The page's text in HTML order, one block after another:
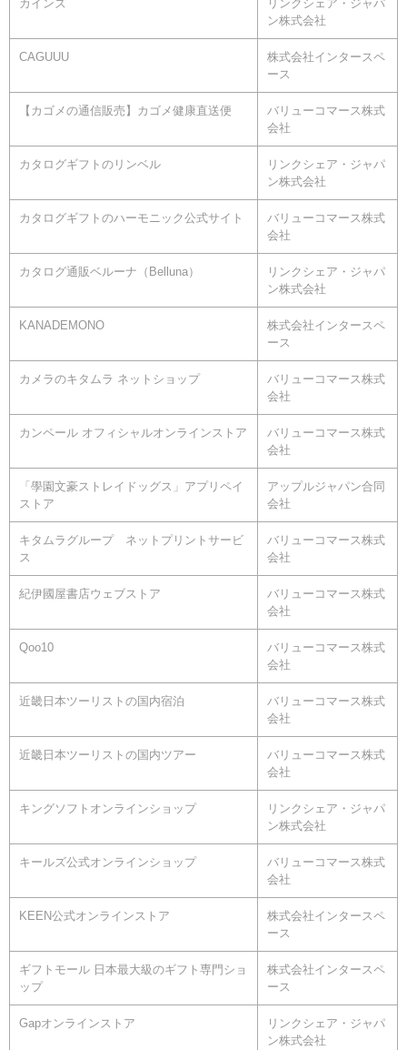
カインズ
リンクシェア・ジャパ
ン株式会社
CAGUUU
株式会社インタースペ
ース
【カゴメの通信販売】カゴメ健康直送便
バリューコマース株式
会社
カタログギフトのリンベル
リンクシェア・ジャパ
ン株式会社
カタログギフトのハーモニック公式サイト
バリューコマース株式
会社
カタログ通販ベルーナ（Belluna）
リンクシェア・ジャパ
ン株式会社
KANADEMONO
株式会社インタースペ
ース
カメラのキタムラ ネットショップ
バリューコマース株式
会社
カンペール オフィシャルオンラインストア
バリューコマース株式
会社
「學園文豪ストレイドッグス」アプリペイ
ストア
アップルジャパン合同
会社
キタムラグループ ネットプリントサービ
ス
バリューコマース株式
会社
紀伊國屋書店ウェブストア
バリューコマース株式
会社
Qoo10
バリューコマース株式
会社
近畿日本ツーリストの国内宿泊
バリューコマース株式
会社
近畿日本ツーリストの国内ツアー
バリューコマース株式
会社
キングソフトオンラインショップ
リンクシェア・ジャパ
ン株式会社
キールズ公式オンラインショップ
バリューコマース株式
会社
KEEN公式オンラインストア
株式会社インタースペ
ース
ギフトモール 日本最大級のギフト専門ショ
ップ
株式会社インタースペ
ース
Gapオンラインストア
リンクシェア・ジャパ
ン株式会社